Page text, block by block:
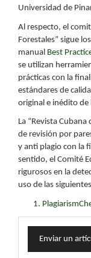
Universidad de
Al respecto, el
Forestales” sigue
manual Best
se utilizan
prácticas con la
estándares de
original e inédito
La “Revista
de revisión por
y anti plagio con la
sentido, el Comité
rigurosos en la
uso de las
Enviar
unEnviar un